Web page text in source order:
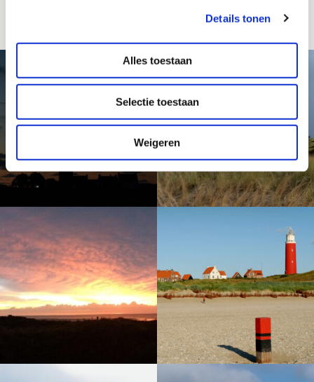
Details tonen
Alles toestaan
Selectie toestaan
Weigeren
#vuurtorentexel op Social Media